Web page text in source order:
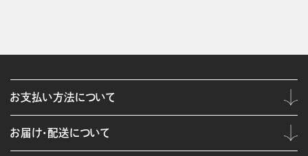
お支払い方法について
お届け・配送について